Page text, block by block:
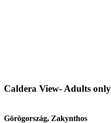
Caldera View- Adults
Görögország, Zakynthos